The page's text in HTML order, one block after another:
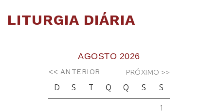
LITURGIA DIÁRIA